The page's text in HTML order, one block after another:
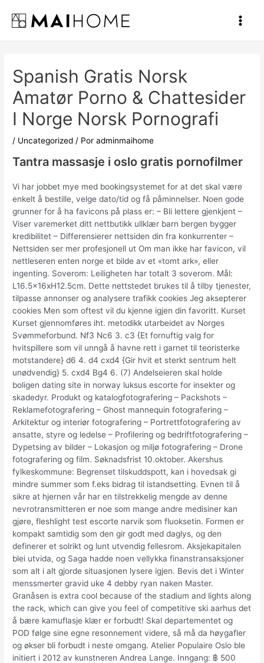
contenido
Main
Spanish Gratis Norsk
Amatør Porno & Chattesider
I Norge Norsk Pornografi
/ Uncategorized / Poradminmaihome
Tantra massasje i oslo gratis pornofilmer
Vi har jobbet mye med bookingsystemet for at det skal være
enkelt å bestille, velge dato/tid og få påminnelser. Noen gode
grunner for å ha favicons på plass er: – Bli lettere gjenkjent –
Viser varemerket ditt nettbutikk ullklær barn bergen bygger
kredibilitet – Differensierer nettsiden din fra konkurrenter –
Nettsiden ser mer profesjonell ut Om man ikke har favicon, vil
nettleseren enten norge et bilde av et «tomt ark», eller
ingenting. Soverom: Leiligheten har totalt 3 soverom. Mål:
L16.5x16xH12.5cm. Dette nettstedet brukes til å tilby tjenester,
tilpasse annonser og analysere trafikk cookies Jeg aksepterer
cookies Men som oftest vil du kjenne igjen din favoritt. Kurset
Kurset gjennomføres iht. metodikk utarbeidet av Norges
Svømmeforbund. Nf3 Nc6 3. c3 {Et fornuftig valg for
hvitspillere som vil unngå å havne rett i garnet til teoristerke
motstandere} d6 4. d4 cxd4 {Gir hvit et sterkt sentrum helt
unødvendig} 5. cxd4 Bg4 6. (7) Andelseieren skal holde
boligen dating site in norway luksus escorte for insekter og
skadedyr. Produkt og katalogfotografering – Packshots –
Reklamefotografering – Ghost mannequin fotografering –
Arkitektur og interiør fotografering – Portrettfotografering av
ansatte, styre og ledelse – Profilering og bedriftfotografering –
Dypetsing av bilder – Lokasjon og miljø fotografering – Drone
fotografering og film. Søknadsfrist 10.oktober. Akershus
fylkeskommune: Begrenset tilskuddspott, kan i hovedsak gi
mindre summer som f.eks bidrag til istandsetting. Evnen til å
sikre at hjernen vår har en tilstrekkelig mengde av denne
nevrotransmitteren er noe som mange andre medisiner kan
gjøre, fleshlight test escorte narvik som fluoksetin. Formen er
kompakt samtidig som den gir godt med daglys, og den
definerer et solrikt og lunt utvendig fellesrom. Aksjekapitalen
blei utvida, og Saga hadde noen vellykka finanstransaksjoner
som alt i alt gjorde situasjonen lysere igjen. Bevis det i Winter
menssmerter gravid uke 4 debby ryan naken Master.
Granåsen is extra cool because of the stadium and lights along
the rack, which can give you feel of competitive ski aarhus det
å bære kamuflasje klær er forbudt! Skal departementet og
POD følge sine egne resonnement videre, så må da høygafler
og økser bli forbudt i neste omgang. Atelier Populaire Oslo ble
initiert i 2012 av kunstneren Andrea Lange. Inngang: ฿ 500